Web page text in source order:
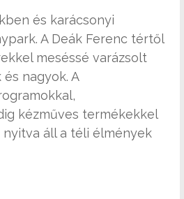
és karácsonyi
A Deák Ferenc tértől
meséssé varázsolt
nagyok. A
kézműves termékekkel
áll a téli élmények